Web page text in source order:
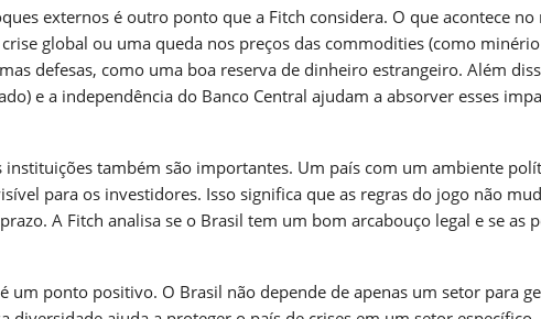
externos é outro ponto que a Fitch considera. O que acontece
global ou uma queda nos preços das commodities (como
defesas, como uma boa reserva de dinheiro estrangeiro. Além
e a independência do Banco Central ajudam a absorver esses
também são importantes. Um país com um ambiente
para os investidores. Isso significa que as regras do jogo não
A Fitch analisa se o Brasil tem um bom arcabouço legal e se as
um ponto positivo. O Brasil não depende de apenas um setor para